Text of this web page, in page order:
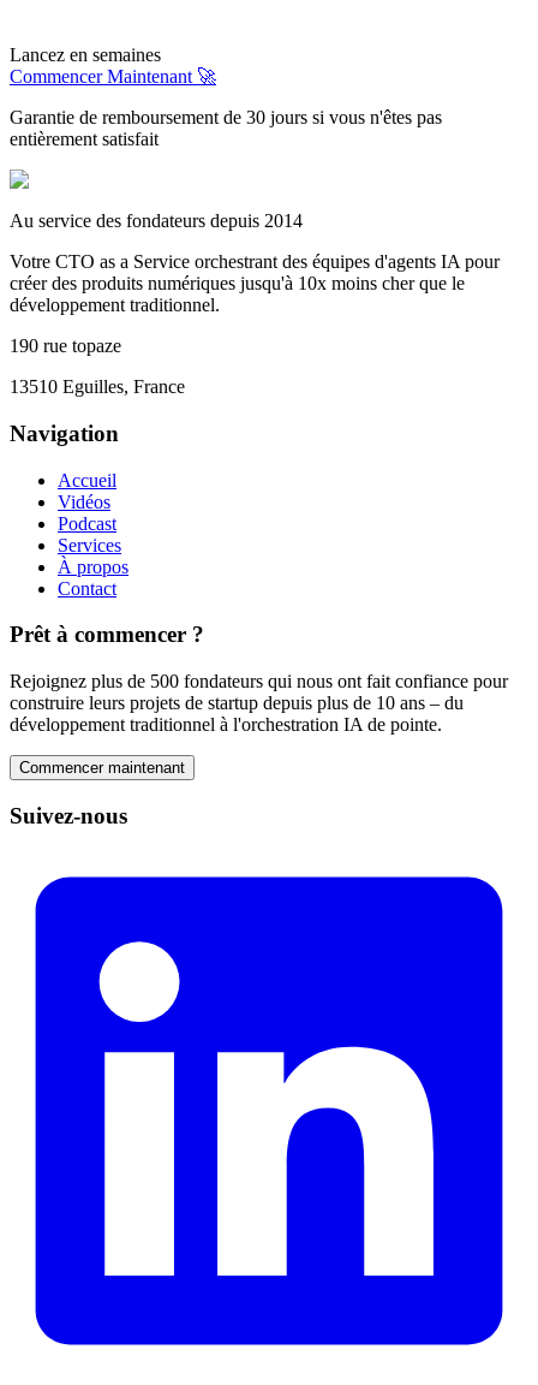
Lancez en semaines
Commencer Maintenant 🚀
Garantie de remboursement de 30 jours si vous n'êtes pas
entièrement satisfait
Au service des fondateurs depuis 2014
Votre CTO as a Service orchestrant des équipes d'agents IA pour
créer des produits numériques jusqu'à 10x moins cher que le
développement traditionnel.
190 rue topaze
13510 Eguilles, France
Navigation
Accueil
Vidéos
Podcast
Services
À propos
Contact
Prêt à commencer ?
Rejoignez plus de 500 fondateurs qui nous ont fait confiance pour
construire leurs projets de startup depuis plus de 10 ans – du
développement traditionnel à l'orchestration IA de pointe.
Commencer maintenant
Suivez-nous